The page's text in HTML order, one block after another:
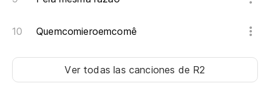
Quemcomieroemcomê
Ver todas las canciones de R2